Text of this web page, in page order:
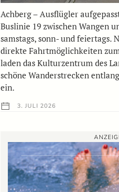
Achberg – Ausflügler
Buslinie 19 zwischen Wangen
samstags, sonn- und feiertags.
direkte Fahrtmöglichkeiten
laden das Kulturzentrum des
schöne Wanderstrecken
ein.
3. JULI 2026